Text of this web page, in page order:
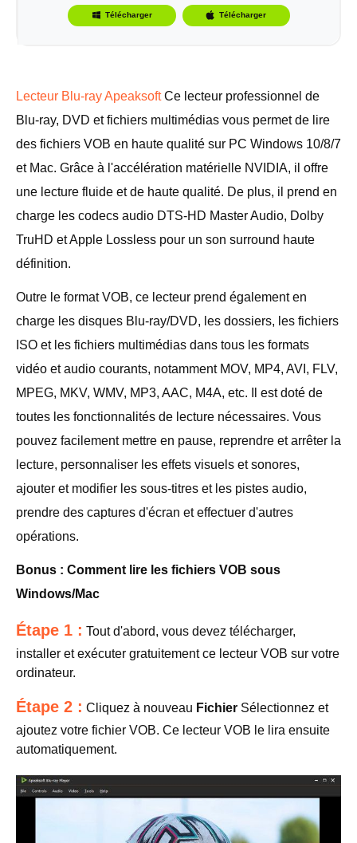
Lecteur Blu-ray ApeaksoftCe lecteur professionnel de
Blu-ray, DVD et fichiers multimédias vous permet de lire
des fichiers VOB en haute qualité sur PC Windows 10/8/7
et Mac. Grâce à l'accélération matérielle NVIDIA, il offre
une lecture fluide et de haute qualité. De plus, il prend en
charge les codecs audio DTS-HD Master Audio, Dolby
TruHD et Apple Lossless pour un son surround haute
définition.
Outre le format VOB, ce lecteur prend également en
charge les disques Blu-ray/DVD, les dossiers, les fichiers
ISO et les fichiers multimédias dans tous les formats
vidéo et audio courants, notamment MOV, MP4, AVI, FLV,
MPEG, MKV, WMV, MP3, AAC, M4A, etc. Il est doté de
toutes les fonctionnalités de lecture nécessaires. Vous
pouvez facilement mettre en pause, reprendre et arrêter la
lecture, personnaliser les effets visuels et sonores,
ajouter et modifier les sous-titres et les pistes audio,
prendre des captures d'écran et effectuer d'autres
opérations.
Bonus : Comment lire les fichiers VOB sous
Windows/Mac
Étape 1 : Tout d'abord, vous devez télécharger,
installer et exécuter gratuitement ce lecteur VOB sur votre
ordinateur.
Étape 2 : Cliquez à nouveau Fichier Sélectionnez et
ajoutez votre fichier VOB. Ce lecteur VOB le lira ensuite
automatiquement.